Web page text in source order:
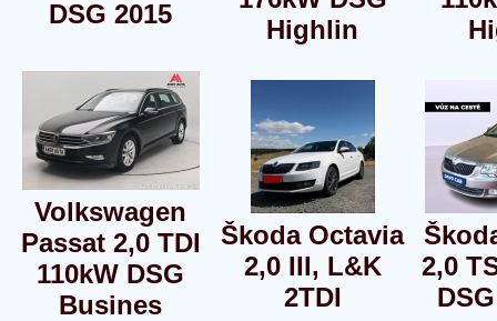
DSG 2015
Highlin
Volkswagen
Passat 2,0 TDI
110kW DSG
Busines
Škoda Octavia
2,0 III, L&K
2TDI
2,0